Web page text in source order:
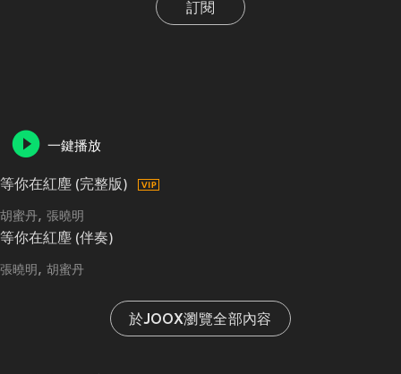
訂閱
一鍵播放
等你在紅塵 (完整版)
胡蜜丹 張曉明
等你在紅塵 (伴奏)
張曉明 胡蜜丹
於JOOX瀏覽全部內容